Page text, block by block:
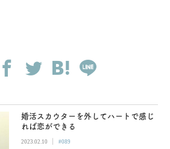
婚活スカウターを外してハートで感じ
れば恋ができる
2023.02.10 | #089